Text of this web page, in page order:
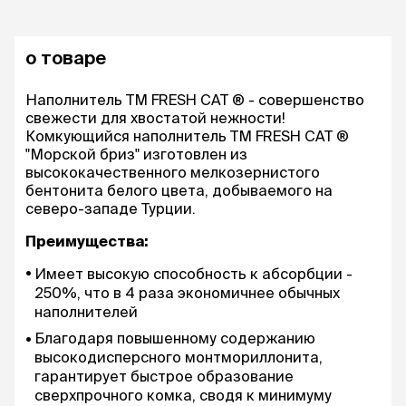
о товаре
Наполнитель ТМ FRESH CAT ® - совершенство
свежести для хвостатой нежности!
Комкующийся наполнитель ТМ FRESH CAT ®
"Морской бриз" изготовлен из
высококачественного мелкозернистого
бентонита белого цвета, добываемого на
северо-западе Турции.
Преимущества:
Имеет высокую способность к абсорбции -
250%, что в 4 раза экономичнее обычных
наполнителей
Благодаря повышенному содержанию
высокодисперсного монтмориллонита,
гарантирует быстрое образование
сверхпрочного комка, сводя к минимуму